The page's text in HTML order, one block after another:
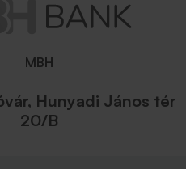
MBH
Hunyadi János tér
20/B